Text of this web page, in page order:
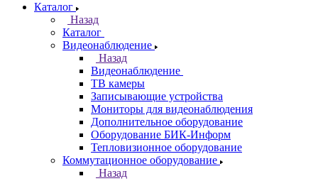
Каталог
Назад
Каталог
Видеонаблюдение
Назад
Видеонаблюдение
ТВ камеры
Записывающие устройства
Мониторы для видеонаблюдения
Дополнительное оборудование
Оборудование БИК-Информ
Тепловизионное оборудование
Коммутационное оборудование
Назад